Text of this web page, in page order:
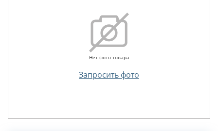
Нет фото товара
Запросить фото